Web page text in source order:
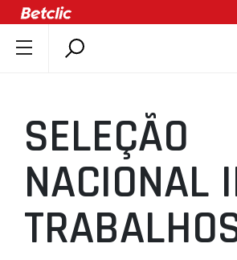
ÚLTIMAS
COMPETIÇÕES
ASSOCIAÇÕES
CLUBES
AGENTES
SELEÇÃO
NACIONAL